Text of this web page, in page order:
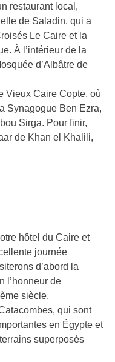
restaurant local,
de Saladin, qui a
Le Caire et la
À l’intérieur de la
d’Albâtre de
Vieux Caire Copte, où
Synagogue Ben Ezra,
Sirga. Pour finir,
de Khan el Khalili,
hôtel du Caire et
journée
d’abord la
l’honneur de
siècle.
qui sont
en Égypte et
superposés